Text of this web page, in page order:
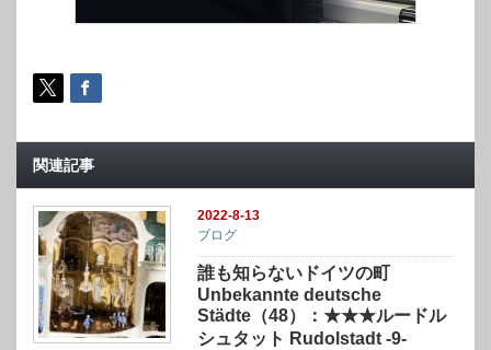
関連記事
2022-8-13
ブログ
誰も知らないドイツの町
Unbekannte deutsche
Städte（48）：★★★ルードル
シュタット Rudolstadt -9-